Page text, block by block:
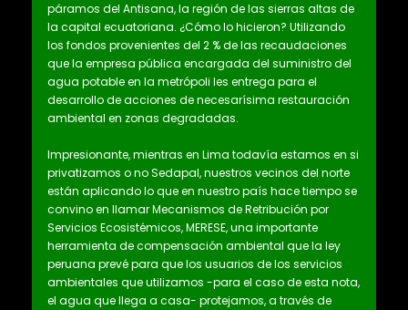
páramos del Antisana, la región de las sierras altas de
la capital ecuatoriana. ¿Cómo lo hicieron? Utilizando
los fondos provenientes del 2 % de las recaudaciones
que la empresa pública encargada del suministro del
agua potable en la metrópoli les entrega para el
desarrollo de acciones de necesarísima restauración
ambiental en zonas degradadas.
Impresionante, mientras en Lima todavía estamos en si
privatizamos o no Sedapal, nuestros vecinos del norte
están aplicando lo que en nuestro país hace tiempo se
convino en llamar Mecanismos de Retribución por
Servicios Ecosistémicos, MERESE, una importante
herramienta de compensación ambiental que la ley
peruana prevé para que los usuarios de los servicios
ambientales que utilizamos -para el caso de esta nota,
el agua que llega a casa- protejamos, a través de